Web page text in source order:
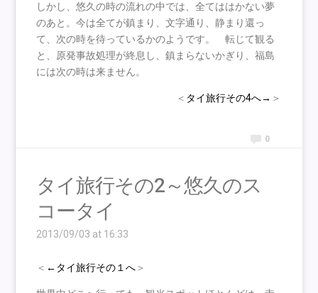
しかし、悠久の時の流れの中では、全てははかない夢
のあと。今は全てが鎮まり、文字通り、静まり還っ
て、次の時を待っているかのようです。 転じて観る
と、原発事故処理が終息し、鎮まらないかぎり、福島
には次の時は来ません。
＜ タイ旅行その4へ→ ＞
0
タイ旅行その2～悠久のス
コータイ
2013/09/03 at 16:33
＜ ←タイ旅行その１へ＞